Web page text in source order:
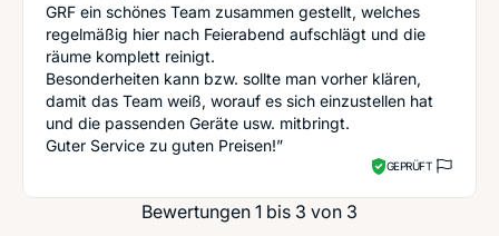
GRF ein schönes Team zusammen gestellt, welches
regelmäßig hier nach Feierabend aufschlägt und die
räume komplett reinigt.
Besonderheiten kann bzw. sollte man vorher klären,
damit das Team weiß, worauf es sich einzustellen hat
und die passenden Geräte usw. mitbringt.
Guter Service zu guten Preisen!”
GEPRÜFT
Bewertungen 1 bis 3 von 3